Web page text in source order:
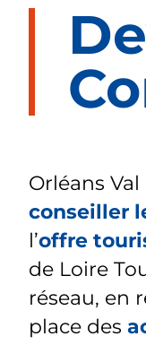
Orléans
conseiller
l’offre
de Loire
réseau, en
place des